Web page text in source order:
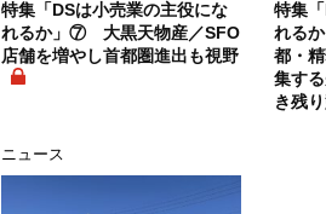
特集「DSは小売業の主役にな
れるか」⑦ 大黒天物産／SFO
店舗を増やし首都圏進出も視野
特集
れる
都・
集す
き残
ニュース